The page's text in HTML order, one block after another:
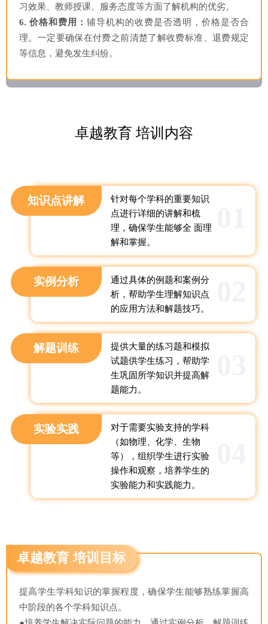
习效果、教师授课、服务态度等方面了解机构的优劣。
6. 价格和费用： 辅导机构的收费是否透明，价格是否合
理。一定要确保在付费之前清楚了解收费标准、退费规定
等信息，避免发生纠纷。
卓越教育 培训内容
知识点讲解
针对每个学科的重要知识
点进行详细的讲解和梳
理，确保学生能够全 面理
解和掌握。
实例分析
通过具体的例题和案例分
析，帮助学生理解知识点
的应用方法和解题技巧。
解题训练
提供大量的练习题和模拟
试题供学生练习，帮助学
生巩固所学知识并提高解
题能力。
实验实践
对于需要实验支持的学科
（如物理、化学、生物
等），组织学生进行实验
操作和观察，培养学生的
实验能力和实践能力。
卓越教育 培训目标
提高学生学科知识的掌握程度，确保学生能够熟练掌握高
中阶段的各个学科知识点。